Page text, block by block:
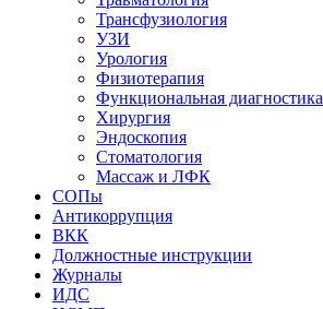
Трансфузиология
УЗИ
Урология
Физиотерапия
Функциональная диагностика
Хирургия
Эндоскопия
Стоматология
Массаж и ЛФК
СОПы
Антикоррупция
ВКК
Должностные инструкции
Журналы
ИДС